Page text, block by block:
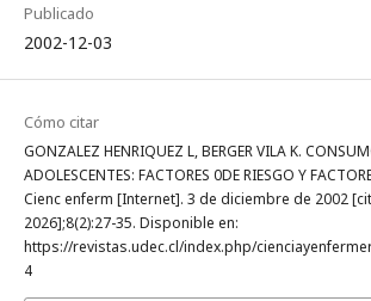
Publicado
2002-12-03
Cómo citar
GONZALEZ HENRIQUEZ L, BERGER VILA K.
ADOLESCENTES: FACTORES 0DE RIESGO Y
Cienc enferm [Internet]. 3 de diciembre de 2002
2026];8(2):27-35. Disponible en:
https://revistas.udec.cl/index.php/
4